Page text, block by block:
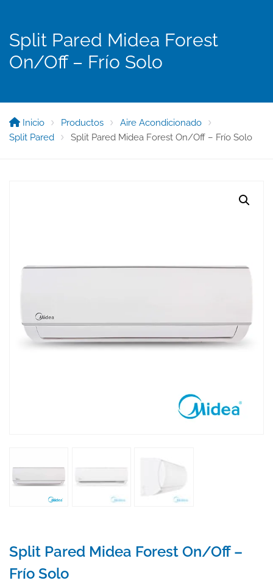
Split Pared Midea Forest
On/Off – Frío Solo
Inicio Productos
Aire Acondicionado
Split Pared
Split Pared Midea Forest On/Off – Frío Solo
Split Pared Midea Forest On/Off –
Frío Solo